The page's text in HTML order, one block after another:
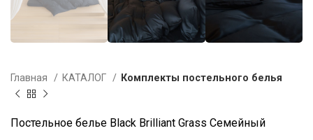
Главная КАТАЛОГ Комплекты постельного белья
Постельное белье Black Brilliant Grass Семейный